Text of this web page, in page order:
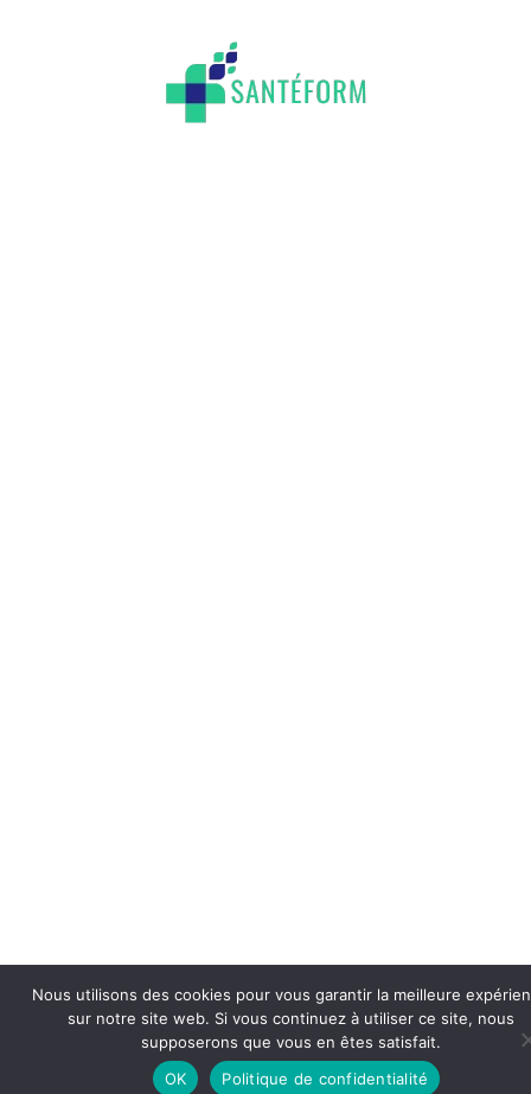
Nous utilisons des cookies pour vous garantir la meilleure
sur notre site web. Si vous continuez à utiliser ce site, nous
supposerons que vous en êtes satisfait.
OK
Politique de confidentialité